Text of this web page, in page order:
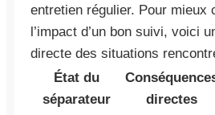
entretien régulier. Pour mieux
l’impact d’un bon suivi, voici
directe des situations
État du
séparateur
directes